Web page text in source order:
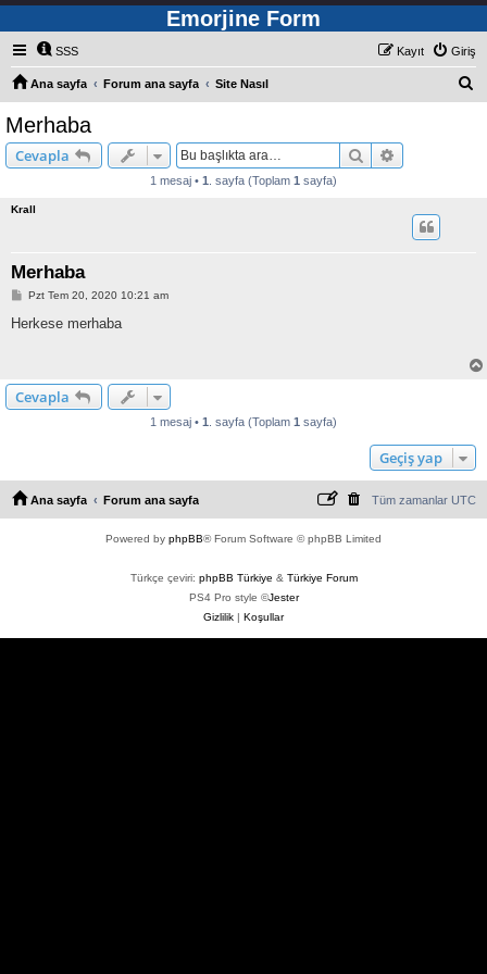
Emorjine Form
SSS Giriş
Kayıt
Ana sayfa Forum ana sayfa Site Nasıl
Merhaba
Cevapla Ara
1 mesaj • 1 . sayfa (Toplam 1 sayfa)
Krall
Merhaba
M
s
Pzt Tem 20, 2020 10:21 am
Herkese merhaba
Cevapla
1 mesaj • 1 . sayfa (Toplam 1 sayfa)
Geçiş yap
Ana sayfa Forum ana sayfa Tüm zamanlar UTC
Powered by phpBB® Forum Software © phpBB Limited
Türkçe çeviri: phpBB Türkiye & Türkiye Forum
PS4 Pro style ©Jester
Gizlilik | Koşullar